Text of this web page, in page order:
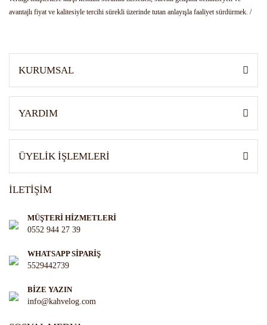
avantajlı fiyat ve kalitesiyle tercihi sürekli üzerinde tutan anlayışla faaliyet sürdürmek. /
kurum olarak tanınmak.
KURUMSAL
YARDIM
ÜYELİK İŞLEMLERİ
İLETİŞİM
MÜŞTERİ HİZMETLERİ
0552 944 27 39
WHATSAPP SİPARİŞ
5529442739
BİZE YAZIN
info@kahvelog.com